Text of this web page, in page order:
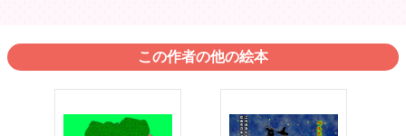
この作者の他の絵本